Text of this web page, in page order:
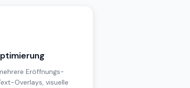
Eröffnungs-
Overlays, visuelle